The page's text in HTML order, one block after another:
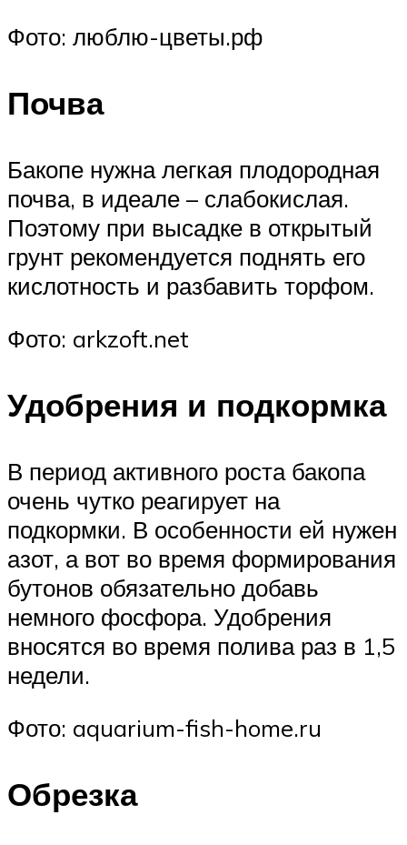
Фото: люблю-цветы.рф
Почва
Бакопе нужна легкая плодородная
почва, в идеале – слабокислая.
Поэтому при высадке в открытый
грунт рекомендуется поднять его
кислотность и разбавить торфом.
Фото: arkzoft.net
Удобрения и подкормка
В период активного роста бакопа
очень чутко реагирует на
подкормки. В особенности ей нужен
азот, а вот во время формирования
бутонов обязательно добавь
немного фосфора. Удобрения
вносятся во время полива раз в 1,5
недели.
Фото: aquarium-fish-home.ru
Обрезка